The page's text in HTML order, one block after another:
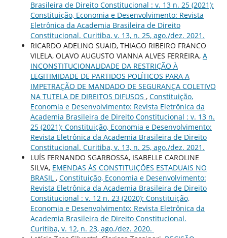
Brasileira de Direito Constitucional : v. 13 n. 25 (2021):
Constituição, Economia e Desenvolvimento: Revista
Eletrônica da Academia Brasileira de Direito
Constitucional. Curitiba, v. 13, n. 25, ago./dez. 2021.
RICARDO ADELINO SUAID, THIAGO RIBEIRO FRANCO
VILELA, OLAVO AUGUSTO VIANNA ALVES FERREIRA, A
INCONSTITUCIONALIDADE DA RESTRIÇÃO À
LEGITIMIDADE DE PARTIDOS POLÍTICOS PARA A
IMPETRAÇÃO DE MANDADO DE SEGURANÇA COLETIVO
NA TUTELA DE DIREITOS DIFUSOS , Constituição,
Economia e Desenvolvimento: Revista Eletrônica da
Academia Brasileira de Direito Constitucional : v. 13 n.
25 (2021): Constituição, Economia e Desenvolvimento:
Revista Eletrônica da Academia Brasileira de Direito
Constitucional. Curitiba, v. 13, n. 25, ago./dez. 2021.
LUÍS FERNANDO SGARBOSSA, ISABELLE CAROLINE
SILVA, EMENDAS ÀS CONSTITUIÇÕES ESTADUAIS NO
BRASIL , Constituição, Economia e Desenvolvimento:
Revista Eletrônica da Academia Brasileira de Direito
Constitucional : v. 12 n. 23 (2020): Constituição,
Economia e Desenvolvimento: Revista Eletrônica da
Academia Brasileira de Direito Constitucional.
Curitiba, v. 12, n. 23, ago./dez. 2020.